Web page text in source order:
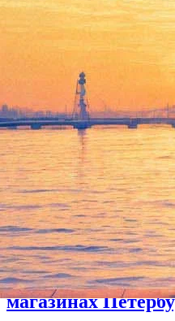
Архив предыдущих
Какие книги —
магазинах